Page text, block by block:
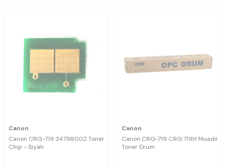
Canon
Canon CRG-719 3479B002 Toner
Chip - Siyah
Canon
Canon CRG-719 CRG 719H Muadil
Toner Drum